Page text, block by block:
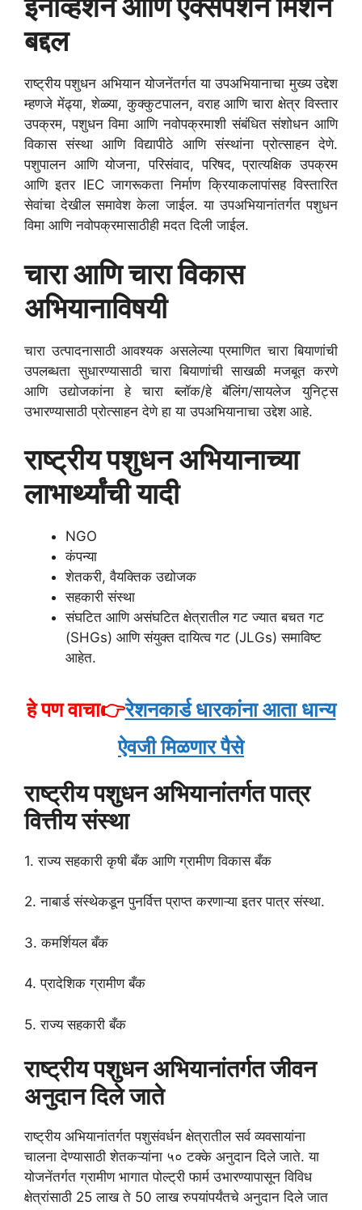
बद्दल
राष्ट्रीय पशुधन अभियान योजनेंतर्गत या उपअभियानाचा मुख्य उद्देश
म्हणजे मेंढ्या, शेळ्या, कुक्कुटपालन, वराह आणि चारा क्षेत्र विस्तार
उपक्रम, पशुधन विमा आणि नवोपक्रमाशी संबंधित संशोधन आणि
विकास संस्था आणि विद्यापीठे आणि संस्थांना प्रोत्साहन देणे.
पशुपालन आणि योजना, परिसंवाद, परिषद, प्रात्यक्षिक उपक्रम
आणि इतर IEC जागरूकता निर्माण क्रियाकलापांसह विस्तारित
सेवांचा देखील समावेश केला जाईल. या उपअभियानांतर्गत पशुधन
विमा आणि नवोपक्रमासाठीही मदत दिली जाईल.
चारा आणि चारा विकास
अभियानाविषयी
चारा उत्पादनासाठी आवश्यक असलेल्या प्रमाणित चारा बियाणांची
उपलब्धता सुधारण्यासाठी चारा बियाणांची साखळी मजबूत करणे
आणि उद्योजकांना हे चारा ब्लॉक/हे बॅलिंग/सायलेज युनिट्स
उभारण्यासाठी प्रोत्साहन देणे हा या उपअभियानाचा उद्देश आहे.
राष्ट्रीय पशुधन अभियानाच्या
लाभार्थ्यांची यादी
NGO
कंपन्या
शेतकरी, वैयक्तिक उद्योजक
सहकारी संस्था
संघटित आणि असंघटित क्षेत्रातील गट ज्यात बचत गट
(SHGs) आणि संयुक्त दायित्व गट (JLGs) समाविष्ट
आहेत.
हे पण वाचा👉रेशनकार्ड धारकांना आता धान्य
ऐवजी मिळणार पैसे
राष्ट्रीय पशुधन अभियानांतर्गत पात्र
वित्तीय संस्था
1. राज्य सहकारी कृषी बँक आणि ग्रामीण विकास बँक
2. नाबार्ड संस्थेकडून पुनर्वित्त प्राप्त करणाऱ्या इतर पात्र संस्था.
3. कमर्शियल बँक
4. प्रादेशिक ग्रामीण बँक
5. राज्य सहकारी बँक
राष्ट्रीय पशुधन अभियानांतर्गत जीवन
अनुदान दिले जाते
राष्ट्रीय अभियानांतर्गत पशुसंवर्धन क्षेत्रातील सर्व व्यवसायांना
चालना देण्यासाठी शेतकऱ्यांना ५० टक्के अनुदान दिले जाते. या
योजनेंतर्गत ग्रामीण भागात पोल्ट्री फार्म उभारण्यापासून विविध
क्षेत्रांसाठी 25 लाख ते 50 लाख रुपयांपर्यंतचे अनुदान दिले जात